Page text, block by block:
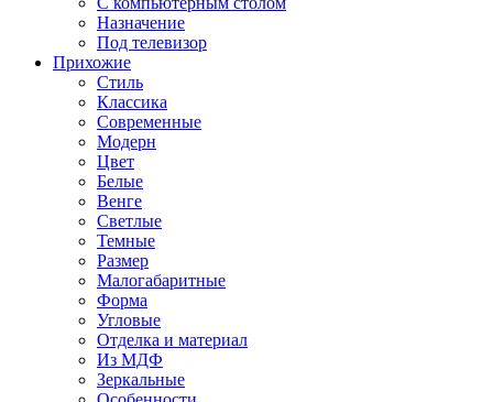
Назначение
Под телевизор
Прихожие
Стиль
Классика
Современные
Модерн
Цвет
Белые
Венге
Светлые
Темные
Размер
Малогабаритные
Форма
Угловые
Отделка и материал
Из МДФ
Зеркальные